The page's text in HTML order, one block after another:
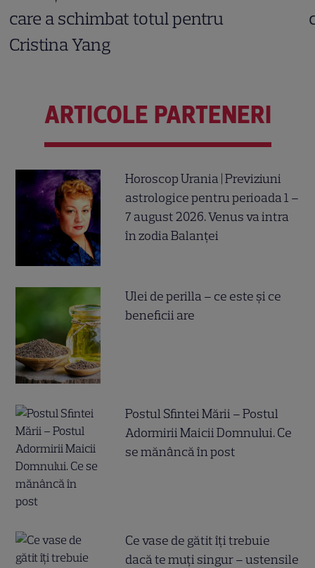
care a schimbat totul pentru
Cristina Yang
ARTICOLE PARTENERI
Horoscop Urania | Previziuni
astrologice pentru perioada 1 –
7 august 2026. Venus va intra
în zodia Balanței
Ulei de perilla – ce este și ce
beneficii are
Postul Sfintei Mării – Postul
Adormirii Maicii Domnului. Ce
se mănâncă în post
Ce vase de gătit îți trebuie
dacă te muți singur – ustensile